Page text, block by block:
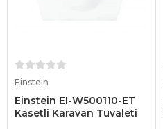
Einstein
Einstein EI-W500110-ET
Kasetli Karavan Tuvaleti